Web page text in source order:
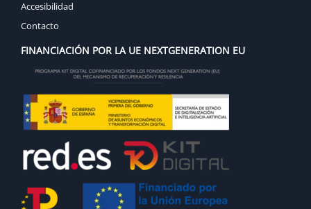
Accesibilidad
Contacto
FINANCIACIÓN POR LA UE NEXTGENERATION EU